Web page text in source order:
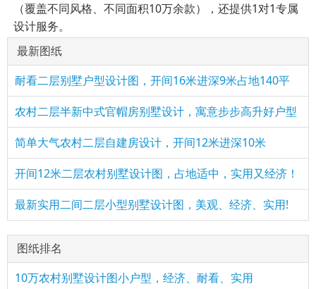
（覆盖不同风格、不同面积10万余款），还提供1对1专属
设计服务。
最新图纸
耐看二层别墅户型设计图，开间16米进深9米占地140平
农村二层半新中式官帽房别墅设计，寓意步步高升好户型
简单大气农村二层自建房设计，开间12米进深10米
开间12米二层农村别墅设计图，占地适中，实用又经济！
最新实用二间二层小型别墅设计图，美观、经济、实用!
图纸排名
10万农村别墅设计图小户型，经济、耐看、实用